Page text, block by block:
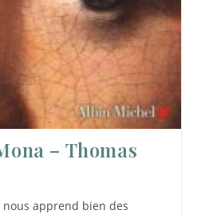
– Thomas
apprend bien des